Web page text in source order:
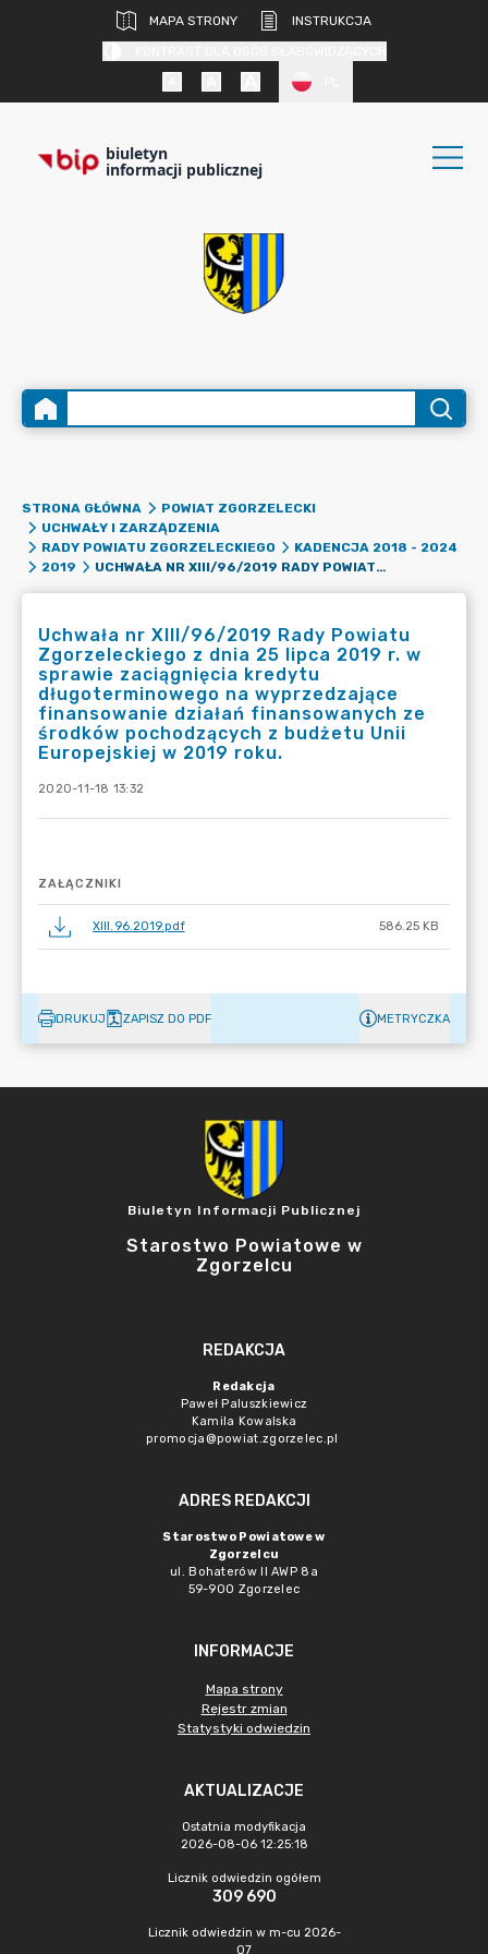
MAPA STRONY
INSTRUKCJA
biuletyn
informacji publicznej
STRONA GŁÓWNA
POWIAT ZGORZELECKI
UCHWAŁY I ZARZĄDZENIA
RADY POWIATU ZGORZELECKIEGO
KADENCJA 2018 - 2024
2019
UCHWAŁA NR XIII/96/2019 RADY POWIATU ZGORZELECKIEGO Z DNIA 25 LIPCA 2019 R. W SPRAWIE ZACIĄGNIĘCIA KREDYTU DŁUGOTERMINOWEGO NA WYPRZEDZAJĄCE FINANSOWANIE DZIAŁAŃ FINANSOWANYCH ZE ŚRODKÓW POCHODZĄCYCH Z BUDŻETU UNII EUROPEJSKIEJ W 2019 ROKU.
Uchwała nr XIII/96/2019 Rady Powiatu
Zgorzeleckiego z dnia 25 lipca 2019 r. w
sprawie zaciągnięcia kredytu
długoterminowego na wyprzedzające
finansowanie działań finansowanych ze
środków pochodzących z budżetu Unii
Europejskiej w 2019 roku.
2020-11-18 13:32
ZAŁĄCZNIKI
XIII.96.2019.pdf 586.25 KB
DRUKUJ ZAPISZ DO PDF METRYCZKA
Biuletyn Informacji Publicznej
Starostwo Powiatowe w
Zgorzelcu
REDAKCJA
Redakcja
Paweł Paluszkiewicz
Kamila Kowalska
promocja@powiat.zgorzelec.pl
ADRES REDAKCJI
Starostwo Powiatowe w
Zgorzelcu
ul. Bohaterów II AWP 8a
59-900 Zgorzelec
INFORMACJE
Mapa strony
Rejestr zmian
Statystyki odwiedzin
AKTUALIZACJE
Ostatnia modyfikacja
2026-08-06 12:25:18
Licznik odwiedzin ogółem
309 690
Licznik odwiedzin w m-cu 2026-
07